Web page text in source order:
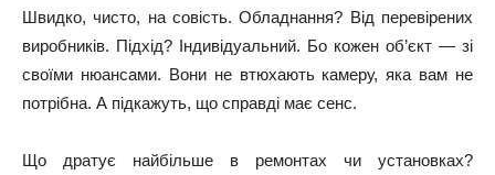
Швидко, чисто, на совість. Обладнання? Від перевірених
виробників. Підхід? Індивідуальний. Бо кожен об’єкт — зі
своїми нюансами. Вони не втюхають камеру, яка вам не
потрібна. А підкажуть, що справді має сенс.
Що дратує найбільше в ремонтах чи установках?